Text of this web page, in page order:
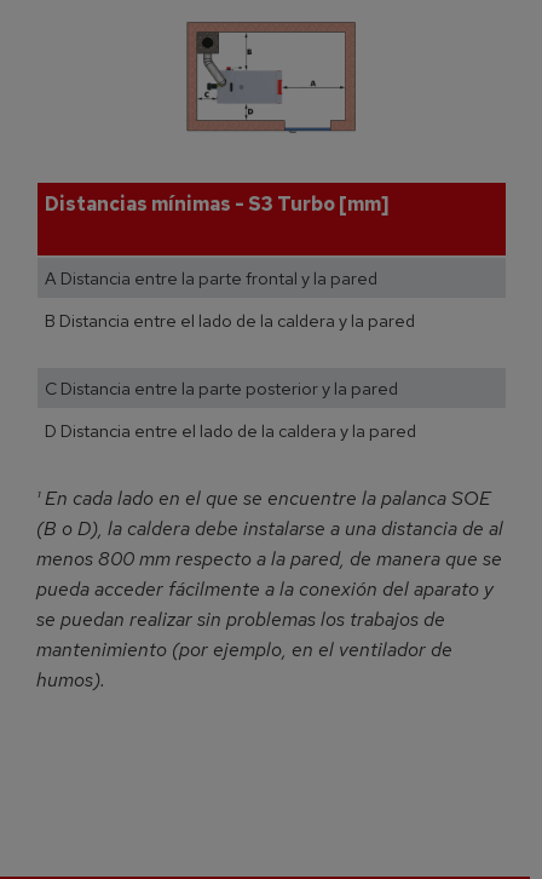
Distancias mínimas - S3 Turbo [mm]
A Distancia entre la parte frontal y la pared
B Distancia entre el lado de la caldera y la pared
C Distancia entre la parte posterior y la pared
D Distancia entre el lado de la caldera y la pared
¹ En cada lado en el que se encuentre la palanca SOE
(B o D), la caldera debe instalarse a una distancia de al
menos 800 mm respecto a la pared, de manera que se
pueda acceder fácilmente a la conexión del aparato y
se puedan realizar sin problemas los trabajos de
mantenimiento (por ejemplo, en el ventilador de
humos).